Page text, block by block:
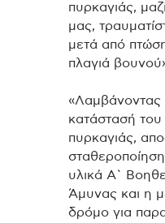
πυρκαγιάς,
μας,
μετά από
πλαγιά
κατάστασή του
πυρκαγιάς,
υλικά Α`
Άμυνας και η
δρόμο για